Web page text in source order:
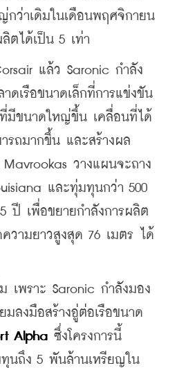
กว่าเดิมในเดือนพฤศจิกายน
ตได้เป็น 5 เท่า
แล้ว Saronic กำลัง
ดเรือขนาดเล็กที่การแข่งขัน
ที่มีขนาดใหญ่ขึ้น เคลื่อนที่ได้
รถมากขึ้น และสร้างผล
วางแผนจะถาง
และทุ่มทุนกว่า 500
ปี เพื่อขยายกำลังการผลิต
ความยาวสูงสุด 76 เมตร ได้
พราะ Saronic กำลังมอง
มลงมือสร้างอู่ต่อเรือขนาด
Alpha ซึ่งโครงการนี้
ทุนถึง 5 พันล้านเหรียญใน